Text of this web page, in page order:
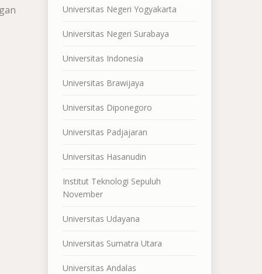
Universitas Negeri Yogyakarta
Universitas Negeri Surabaya
Universitas Indonesia
Universitas Brawijaya
Universitas Diponegoro
Universitas Padjajaran
Universitas Hasanudin
Institut Teknologi Sepuluh
November
Universitas Udayana
Universitas Sumatra Utara
Universitas Andalas